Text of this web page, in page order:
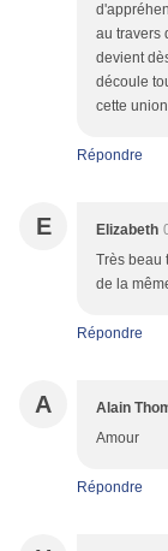
au travers
devient
découle
cette
Répondre
E Elizabeth
Très beau
de la
Répondre
A Alain
Amour
Répondre